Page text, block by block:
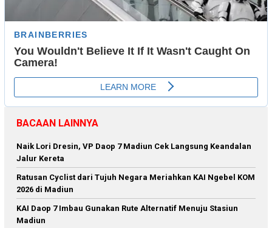
BACAAN LAINNYA
Naik Lori Dresin, VP Daop 7 Madiun Cek Langsung Keandalan
Jalur Kereta
Ratusan Cyclist dari Tujuh Negara Meriahkan KAI Ngebel KOM
2026 di Madiun
KAI Daop 7 Imbau Gunakan Rute Alternatif Menuju Stasiun
Madiun